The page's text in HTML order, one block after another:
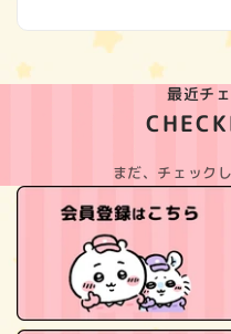
最近チ
まだ、チェック